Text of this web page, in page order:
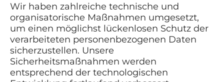
Wir haben zahlreiche technische und
organisatorische Maßnahmen umgesetzt,
um einen möglichst lückenlosen Schutz der
verarbeiteten personenbezogenen Daten
sicherzustellen. Unsere
Sicherheitsmaßnahmen werden
entsprechend der technologischen